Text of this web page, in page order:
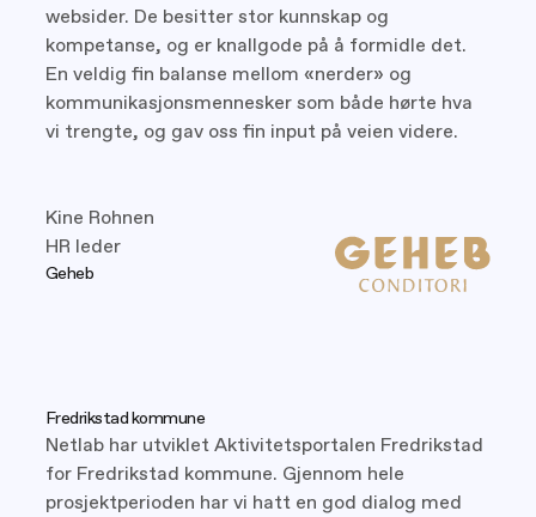
websider. De besitter stor kunnskap og
kompetanse, og er knallgode på å formidle det.
En veldig fin balanse mellom «nerder» og
kommunikasjonsmennesker som både hørte hva
vi trengte, og gav oss fin input på veien videre.
Kine Rohnen
HR leder
Geheb
Fredrikstad kommune
Netlab har utviklet Aktivitetsportalen Fredrikstad
for Fredrikstad kommune. Gjennom hele
prosjektperioden har vi hatt en god dialog med